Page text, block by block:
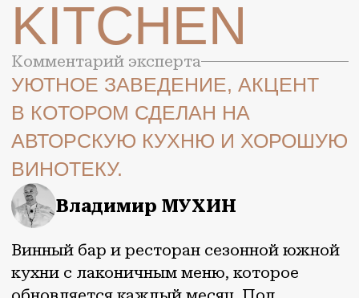
ВИНОТЕКУ.
Владимир МУХИН
Винный бар и ресторан сезонной южной
кухни с лаконичным меню, которое
обновляется каждый месяц. Под
руководством шеф-повара Максима
Любимова, самородка из Ростова, здесь
переосмысливаются вкусы региона.
В пару к блюдам — более двухсот
позиций авторских вин от небольших
виноделен. В интерьере зеленые
оттенки, натуральное дерево, винные
бутылки и портрет винодела Льва
Голицына — в честь которого назван
ресторан. В меню легкие весь цвет
гастрономии: закуски — тартары,
пирожки и брускетты на собственном